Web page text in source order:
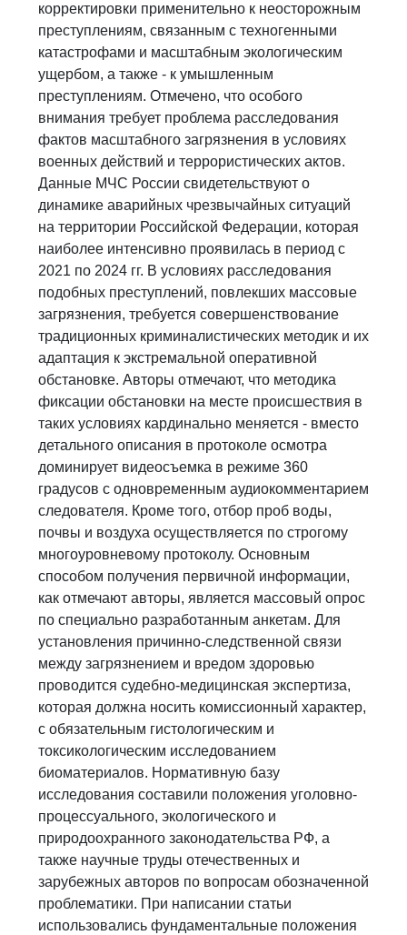
корректировки применительно к неосторожным
преступлениям, связанным с техногенными
катастрофами и масштабным экологическим
ущербом, а также - к умышленным
преступлениям. Отмечено, что особого
внимания требует проблема расследования
фактов масштабного загрязнения в условиях
военных действий и террористических актов.
Данные МЧС России свидетельствуют о
динамике аварийных чрезвычайных ситуаций
на территории Российской Федерации, которая
наиболее интенсивно проявилась в период с
2021 по 2024 гг. В условиях расследования
подобных преступлений, повлекших массовые
загрязнения, требуется совершенствование
традиционных криминалистических методик и их
адаптация к экстремальной оперативной
обстановке. Авторы отмечают, что методика
фиксации обстановки на месте происшествия в
таких условиях кардинально меняется - вместо
детального описания в протоколе осмотра
доминирует видеосъемка в режиме 360
градусов с одновременным аудиокомментарием
следователя. Кроме того, отбор проб воды,
почвы и воздуха осуществляется по строгому
многоуровневому протоколу. Основным
способом получения первичной информации,
как отмечают авторы, является массовый опрос
по специально разработанным анкетам. Для
установления причинно-следственной связи
между загрязнением и вредом здоровью
проводится судебно-медицинская экспертиза,
которая должна носить комиссионный характер,
с обязательным гистологическим и
токсикологическим исследованием
биоматериалов. Нормативную базу
исследования составили положения уголовно-
процессуального, экологического и
природоохранного законодательства РФ, а
также научные труды отечественных и
зарубежных авторов по вопросам обозначенной
проблематики. При написании статьи
использовались фундаментальные положения